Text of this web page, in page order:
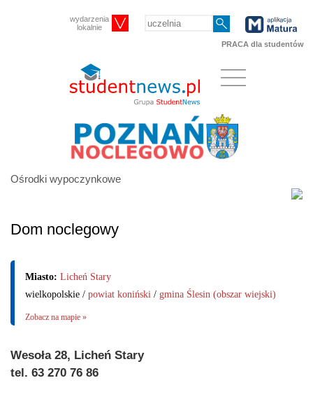
wydarzenia
lokalnie
PRACA dla studentów
Ośrodki wypoczynkowe
Dom noclegowy
Miasto: Licheń Stary
wielkopolskie / powiat koniński / gmina Ślesin (obszar wiejski)
Zobacz na mapie »
Wesoła 28, Licheń Stary
tel. 63 270 76 86